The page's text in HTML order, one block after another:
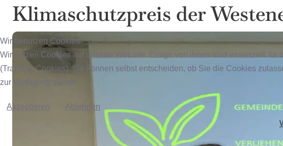
Klimaschutzpreis der
Wir benutzen Cookies
Wir nutzen Cookies auf unserer Website. Einige von ihnen sind essenziell
(Tracking Cookies). Sie können selbst entscheiden, ob Sie die Cookies
zur Verfügung stehen.
Akzeptieren
Ablehnen